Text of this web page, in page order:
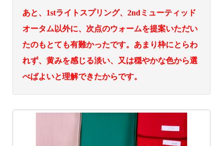
あと、1stライトスプリング、2ndミューティッド
オータム以外に、次点のウォームを提案いただい
たのもとても有難かったです。あまり枠にとらわ
れず、黄みを感じる淡い、又は穏やかな色から選
べばよいと理解できたからです。